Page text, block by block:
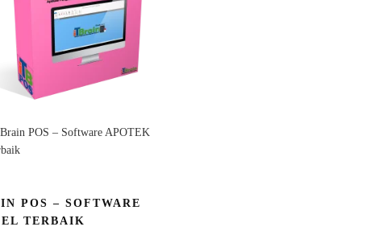
POS – Software APOTEK
POS – SOFTWARE
TERBAIK